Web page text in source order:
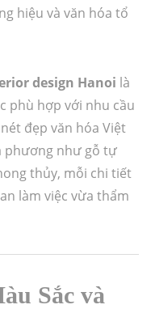
hiệu và văn hóa tổ
design Hanoi là
phù hợp với nhu cầu
đẹp văn hóa Việt
phương như gỗ tự
thủy, mỗi chi tiết
làm việc vừa thẩm
Sắc và